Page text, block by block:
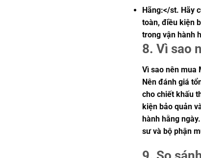
Hãng:</st. Hãy
toàn, điều kiện
trong vận hành
8. Vì sao
Vì sao nên mua
Nên đánh giá
cho chiết khấu
kiện bảo quản
hành hằng
sư và bộ phận